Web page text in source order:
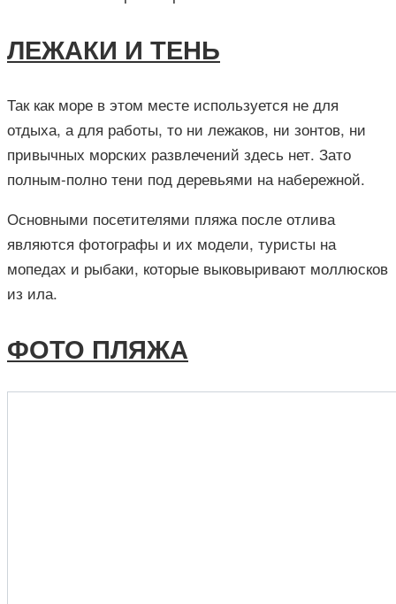
ЛЕЖАКИ И ТЕНЬ
Так как море в этом месте используется не для
отдыха, а для работы, то ни лежаков, ни зонтов, ни
привычных морских развлечений здесь нет. Зато
полным-полно тени под деревьями на набережной.
Основными посетителями пляжа после отлива
являются фотографы и их модели, туристы на
мопедах и рыбаки, которые выковыривают моллюсков
из ила.
ФОТО ПЛЯЖА